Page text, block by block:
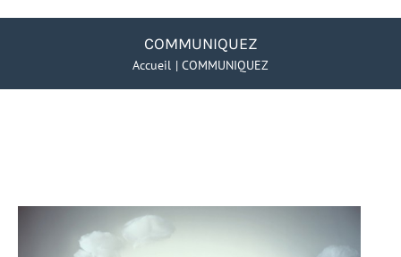
COMMUNIQUEZ
Accueil COMMUNIQUEZ